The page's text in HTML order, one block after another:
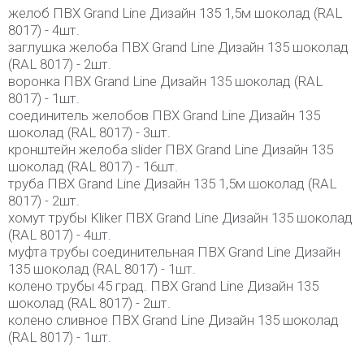
желоб ПВХ Grand Line Дизайн 135 1,5м шоколад (RAL
8017) - 4шт.
заглушка желоба ПВХ Grand Line Дизайн 135 шоколад
(RAL 8017) - 2шт.
воронка ПВХ Grand Line Дизайн 135 шоколад (RAL
8017) - 1шт.
соединитель желобов ПВХ Grand Line Дизайн 135
шоколад (RAL 8017) - 3шт.
кронштейн желоба slider ПВХ Grand Line Дизайн 135
шоколад (RAL 8017) - 16шт.
труба ПВХ Grand Line Дизайн 135 1,5м шоколад (RAL
8017) - 2шт.
хомут трубы Kliker ПВХ Grand Line Дизайн 135 шоколад
(RAL 8017) - 4шт.
муфта трубы соединительная ПВХ Grand Line Дизайн
135 шоколад (RAL 8017) - 1шт.
колено трубы 45 град. ПВХ Grand Line Дизайн 135
шоколад (RAL 8017) - 2шт.
колено сливное ПВХ Grand Line Дизайн 135 шоколад
(RAL 8017) - 1шт.